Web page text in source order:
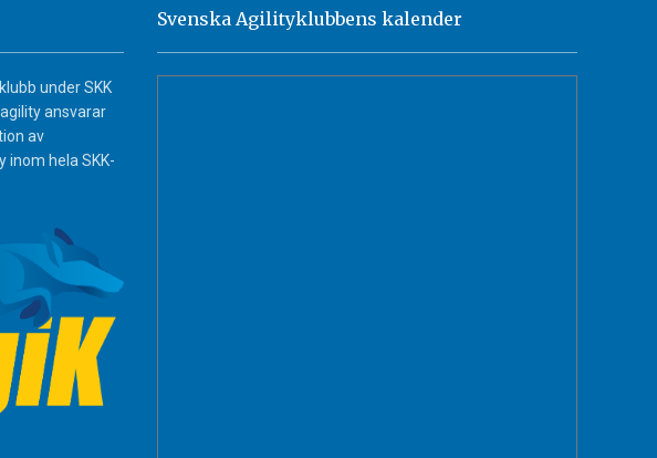
under SKK
ansvarar
av
inom hela SKK-
Svenska Agilityklubbens kalender